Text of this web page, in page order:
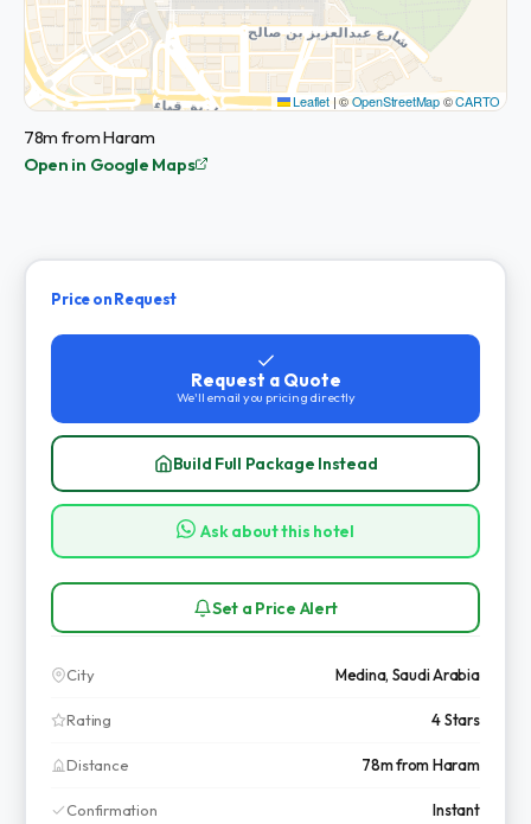
Leaflet |©OpenStreetMap©CARTO
78m from Haram
Open in Google Maps
Price on Request
Request a Quote
We'll email you pricing directly
Build Full Package Instead
Ask about this hotel
Set a Price Alert
City Medina, Saudi Arabia
Rating 4 Stars
Distance 78m from Haram
Confirmation Instant